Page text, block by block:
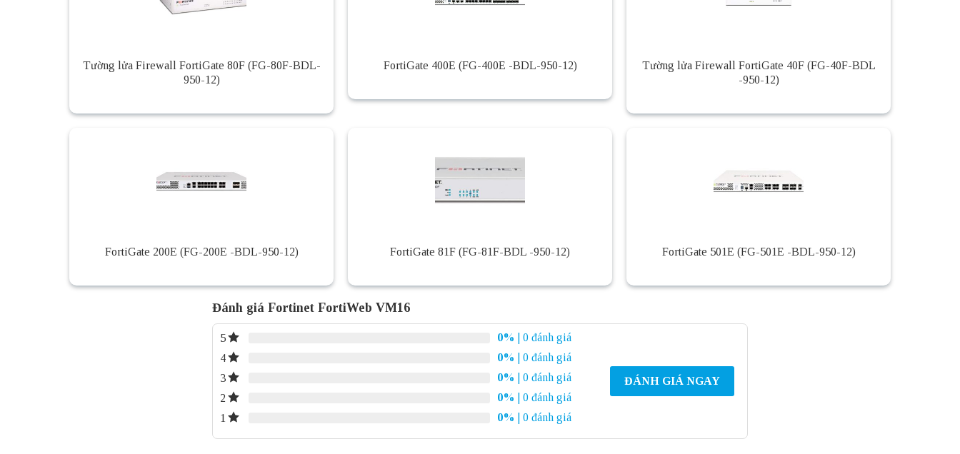
Tường lửa Firewall FortiGate 80F (FG-80F-BDL-
950-12)
FortiGate 400E (FG-400E -BDL-950-12)
Tường lửa Firewall FortiGate 40F (FG-40F-BDL
-950-12)
FortiGate 200E (FG-200E -BDL-950-12) FortiGate 81F (FG-81F-BDL -950-12) FortiGate 501E (FG-501E -BDL-950-12)
Đánh giá Fortinet FortiWeb VM16
5 0%
| 0 đánh giá
4
0%
| 0 đánh giá
3
0%
| 0 đánh giá
2
0%
| 0 đánh giá
1
0% | 0 đánh giá
ĐÁNH GIÁ NGAY